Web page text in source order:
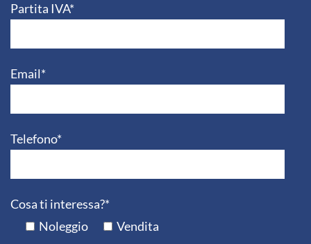
Partita IVA*
Email*
Telefono*
Cosa ti interessa?*
Noleggio
Vendita